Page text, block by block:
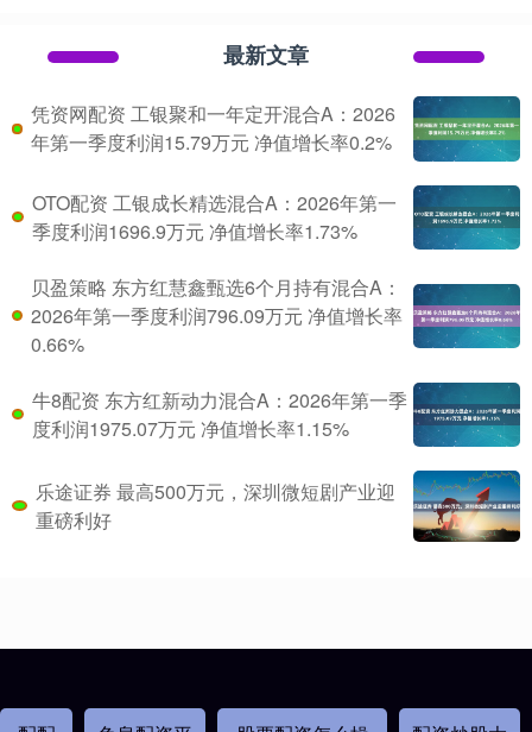
最新文章
凭资网配资 工银聚和一年定开混合A：2026
年第一季度利润15.79万元 净值增长率0.2%
OTO配资 工银成长精选混合A：2026年第一
季度利润1696.9万元 净值增长率1.73%
贝盈策略 东方红慧鑫甄选6个月持有混合A：
2026年第一季度利润796.09万元 净值增长率
0.66%
牛8配资 东方红新动力混合A：2026年第一季
度利润1975.07万元 净值增长率1.15%
乐途证券 最高500万元，深圳微短剧产业迎
重磅利好